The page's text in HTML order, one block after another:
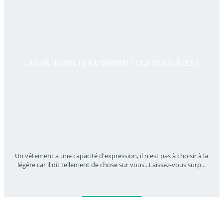
Un vêtement a une capacité d'expression, il n'est pas à choisir à la
légère car il dit tellement de chose sur vous...Laissez-vous surp...